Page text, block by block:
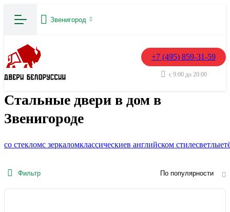
Звенигород
+7 (495) 859-31-59
с 9:00 до 20:00
Стальные двери в дом в
Звенигороде
со стекломс зеркаломклассическиев английском стилесветлые
Фильтр По популярности